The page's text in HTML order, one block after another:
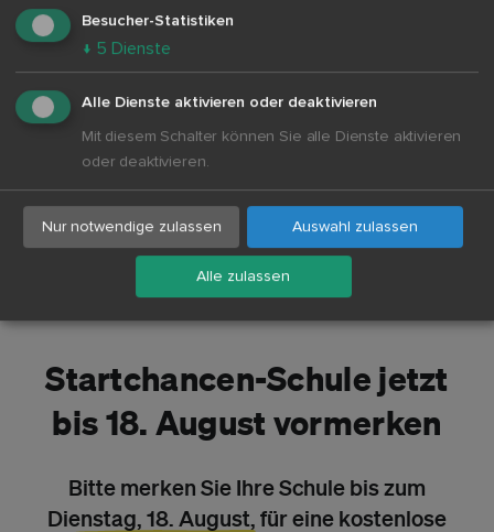
Startchancen-Schule jetzt
bis 18. August vormerken
Bitte merken Sie Ihre Schule bis zum
Dienstag, 18. August, für eine kostenlose
Besucher-Statistiken
↓ 5 Dienste
Alle Dienste aktivieren oder deaktivieren
Mit diesem Schalter können Sie alle Dienste aktivieren
oder deaktivieren.
Nur notwendige zulassen Auswahl zulassen
Alle zulassen